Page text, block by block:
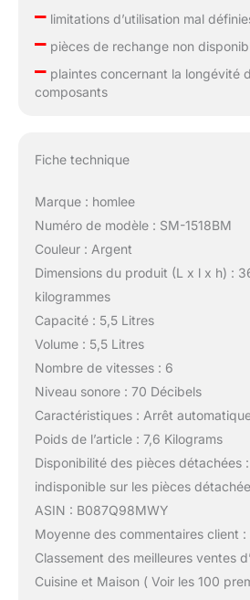
–limitations d’utilisation mal
–pièces de rechange non
–plaintes concernant la longévité
composants
Fiche technique
Marque : homlee
Numéro de modèle : SM-1518BM
Couleur : Argent
Dimensions du produit (L x l x h) :
kilogrammes
Capacité : 5,5 Litres
Volume : 5,5 Litres
Nombre de vitesses : 6
Niveau sonore : 70 Décibels
Caractéristiques : Arrêt
Poids de l’article : 7,6 Kilograms
Disponibilité des pièces détachées
indisponible sur les pièces
ASIN : B087Q98MWY
Moyenne des commentaires client :
Classement des meilleures ventes
Cuisine et Maison ( Voir les 100